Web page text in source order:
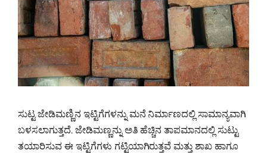
ಸುಟ್ಟ ಜೇಡಿಮಣ್ಣಿನ ಇಟ್ಟಿಗೆಗಳನ್ನು ಮನೆ ನಿರ್ಮಾಣದಲ್ಲಿ ಸಾಮಾನ್ಯವಾಗಿ
ಬಳಸಲಾಗುತ್ತದೆ. ಜೇಡಿಮಣ್ಣನ್ನು ಅತಿ ಹೆಚ್ಚಿನ ತಾಪಮಾನದಲ್ಲಿ ಸುಟ್ಟು
ತಯಾರಿಸುವ ಈ ಇಟ್ಟಿಗೆಗಳು ಗಟ್ಟಿಯಾಗಿರುತ್ತವೆ ಮತ್ತು ಶಾಖ ಹಾಗೂ